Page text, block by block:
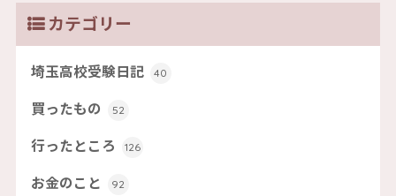
カテゴリー
埼玉高校受験日記 40
買ったもの 52
行ったところ 126
お金のこと 92